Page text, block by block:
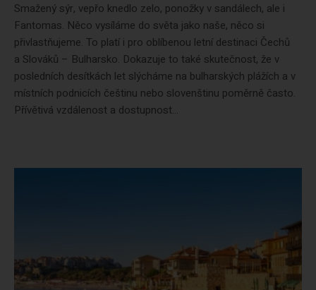
Smažený sýr, vepřo knedlo zelo, ponožky v sandálech, ale i
Fantomas. Něco vysíláme do světa jako naše, něco si
přivlastňujeme. To platí i pro oblíbenou letní destinaci Čechů
a Slováků – Bulharsko. Dokazuje to také skutečnost, že v
posledních desítkách let slýcháme na bulharských plážích a v
místních podnicích češtinu nebo slovenštinu poměrně často.
Přívětivá vzdálenost a dostupnost...